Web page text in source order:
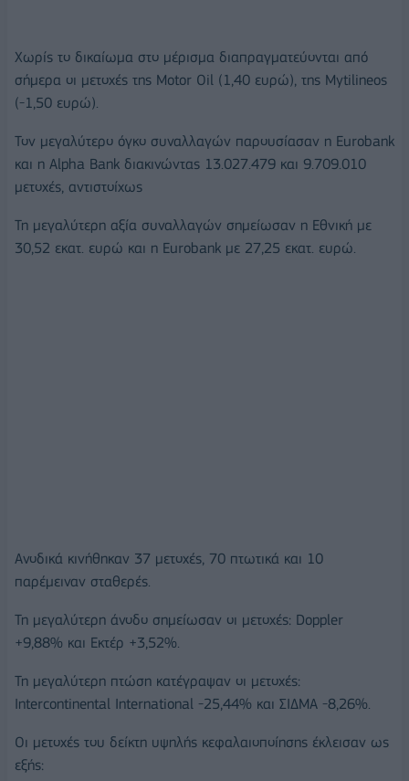
Χωρίς το δικαίωμα στο μέρισμα διαπραγματεύονται από
σήμερα οι μετοχές της Motor Oil (1,40 ευρώ), της Mytilineos
(-1,50 ευρώ).
Τον μεγαλύτερο όγκο συναλλαγών παρουσίασαν η Eurobank
και η Alpha Bank διακινώντας 13.027.479 και 9.709.010
μετοχές, αντιστοίχως
Τη μεγαλύτερη αξία συναλλαγών σημείωσαν η Εθνική με
30,52 εκατ. ευρώ και η Eurobank με 27,25 εκατ. ευρώ.
Ανοδικά κινήθηκαν 37 μετοχές, 70 πτωτικά και 10
παρέμειναν σταθερές.
Τη μεγαλύτερη άνοδο σημείωσαν οι μετοχές: Doppler
+9,88% και Εκτέρ +3,52%.
Τη μεγαλύτερη πτώση κατέγραψαν οι μετοχές:
Intercontinental International -25,44% και ΣΙΔΜΑ -8,26%.
Οι μετοχές του δείκτη υψηλής κεφαλαιοποίησης έκλεισαν ως
εξής: